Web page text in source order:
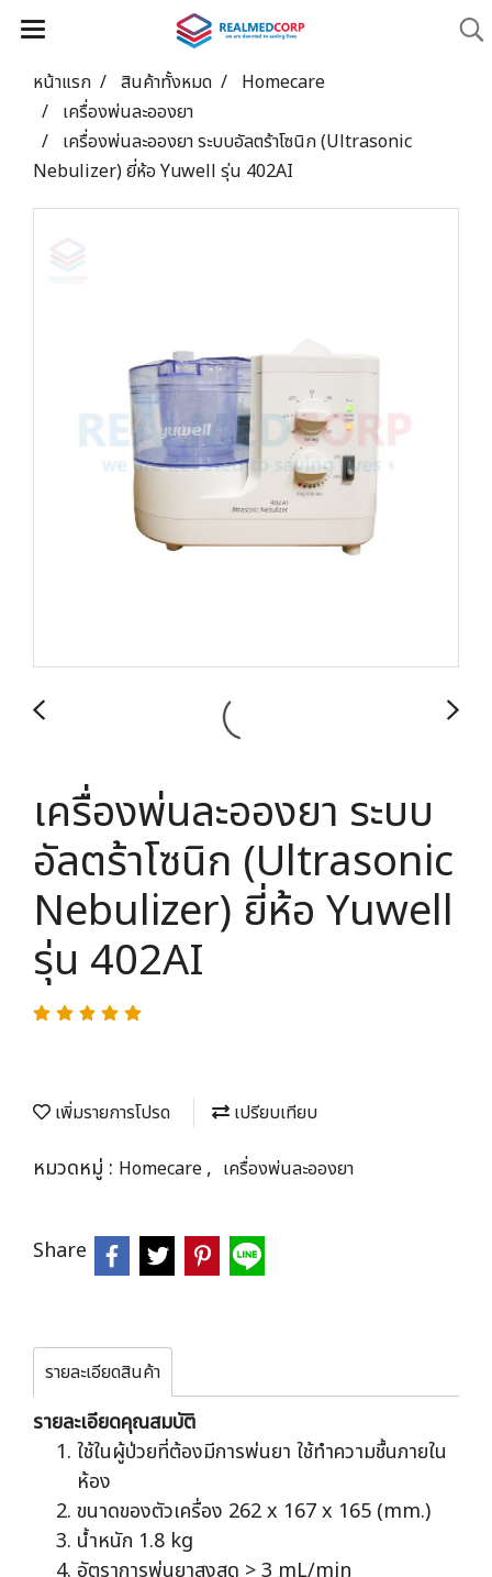
หน้าแรก สินค้าทั้งหมด
Homecare
เครื่องพ่นละอองยา
เครื่องพ่นละอองยา ระบบอัลตร้าโซนิก (Ultrasonic
Nebulizer) ยี่ห้อ Yuwell รุ่น 402AI
เครื่องพ่นละอองยา ระบบ
อัลตร้าโซนิก (Ultrasonic
Nebulizer) ยี่ห้อ Yuwell
รุ่น 402AI
เพิ่มรายการโปรด เปรียบเทียบ
หมวดหมู่ : Homecare, เครื่องพ่นละอองยา
Share
รายละเอียดสินค้า
รายละเอียดคุณสมบัติ
ใช้ในผู้ป่วยที่ต้องมีการพ่นยา ใช้ทำความชื้นภายใน
ห้อง
ขนาดของตัวเครื่อง 262 x 167 x 165 (mm.)
น้ำหนัก 1.8 kg
อัตราการพ่นยาสูงสุด > 3 mL/min